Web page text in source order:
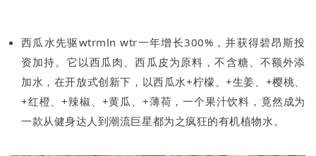
西瓜水先驱wtrmln wtr一年增长300%，并获得碧昂斯投
资加持。它以西瓜肉、西瓜皮为原料，不含糖、不额外添
加水，在开放式创新下，以西瓜水+柠檬、+生姜、+樱桃、
+红橙、+辣椒、+黄瓜、+薄荷，一个果汁饮料，竟然成为
一款从健身达人到潮流巨星都为之疯狂的有机植物水。